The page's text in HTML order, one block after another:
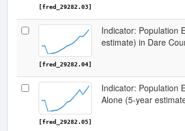
[fred_29282.03]
[fred_29282.04]
Indicator: Population
estimate) in Dare
[fred_29282.05]
Indicator: Population
Alone (5-year